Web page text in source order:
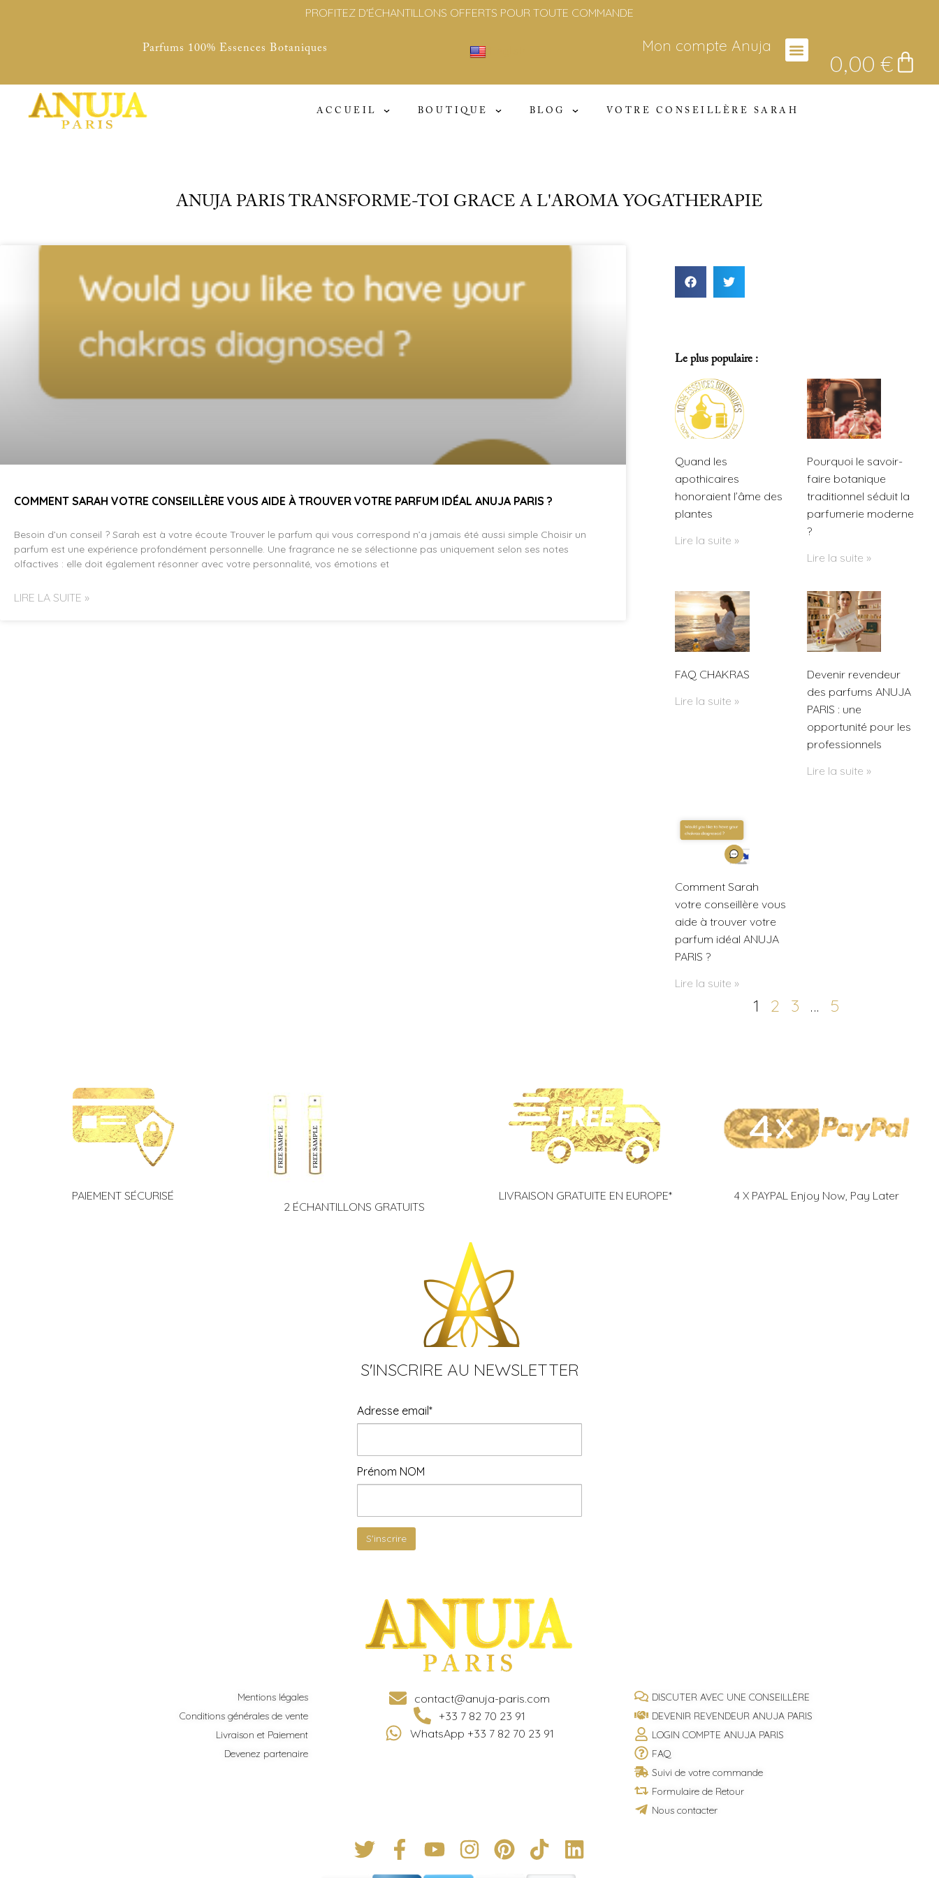
LIVRAISON GRATUITE EN EUROPE DÈS 100€ D'ACHAT
Cliquer ici
Parfums 100% Essences Botaniques Mon compte Anuja
0,00€
ACCUEIL BOUTIQUE BLOG VOTRE CONSEILLÈRE SARAH
ANUJA PARIS TRANSFORME-TOI GRACE A L'AROMA YOGATHERAPIE
COMMENT SARAH VOTRE CONSEILLÈRE VOUS AIDE À TROUVER VOTRE PARFUM IDÉAL ANUJA PARIS ?
Besoin d’un conseil ? Sarah est à votre écoute Trouver le parfum qui vous correspond n’a jamais été aussi simple Choisir un
parfum est une expérience profondément personnelle. Une fragrance ne se sélectionne pas uniquement selon ses notes
olfactives : elle doit également résonner avec votre personnalité, vos émotions et
LIRE LA SUITE »
Le plus populaire :
Quand les
apothicaires
honoraient l’âme des
plantes
Lire la suite »
Pourquoi le savoir-
faire botanique
traditionnel séduit la
parfumerie moderne
?
Lire la suite »
FAQ CHAKRAS
Lire la suite »
Devenir revendeur
des parfums ANUJA
PARIS : une
opportunité pour les
professionnels
Lire la suite »
Comment Sarah
votre conseillère vous
aide à trouver votre
parfum idéal ANUJA
PARIS ?
Lire la suite »
1 2 3 … 5
PAIEMENT SÉCURISÉ
2 ÉCHANTILLONS GRATUITS
LIVRAISON GRATUITE EN EUROPE* 4 X PAYPAL Enjoy Now, Pay Later
S'INSCRIRE AU NEWSLETTER
Adresse email*
Prénom NOM
Mentions légales
Conditions générales de vente
Livraison et Paiement
Devenez partenaire
contact@anuja-paris.com
+33 7 82 70 23 91
WhatsApp +33 7 82 70 23 91
DISCUTER AVEC UNE CONSEILLÈRE
DEVENIR REVENDEUR ANUJA PARIS
LOGIN COMPTE ANUJA PARIS
FAQ
Suivi de votre commande
Formulaire de Retour
Nous contacter